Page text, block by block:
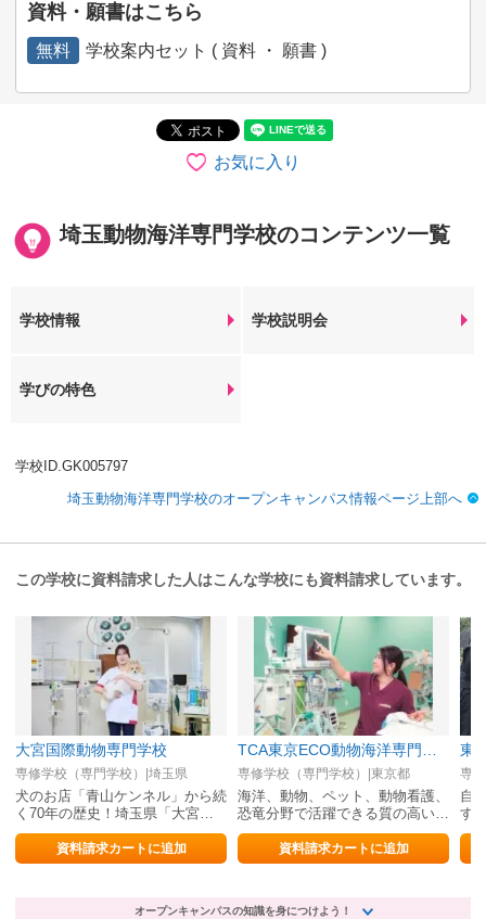
資料・願書はこちら
無料 学校案内セット ( 資料 ・ 願書 )
お気に入り
埼玉動物海洋専門学校のコンテンツ一覧
学校情報 学校説明会
学びの特色
学校ID.GK005797
埼玉動物海洋専門学校のオープンキャンパス情報ページ上部へ
この学校に資料請求した人はこんな学校にも資料請求しています。
大宮国際動物専門学校
専修学校（専門学校）|埼玉県
犬のお店「青山ケンネル」から続
く70年の歴史！埼玉県「大宮」
で動物と飼主を笑顔にできるプロ
を目指そう資料請求カートに追加
TCA東京ECO動物海洋専門学校
専修学校（専門学校）|東京都
海洋、動物、ペット、動物看護、
恐竜分野で活躍できる質の高い人
材を育成する動物の総合校！
資料請求カートに追加
東
専
自
す
オープンキャンパスの知識を身につけよう！